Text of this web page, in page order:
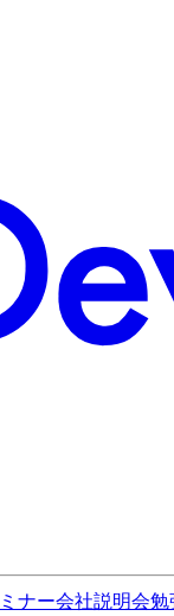
ナー会社説明会勉